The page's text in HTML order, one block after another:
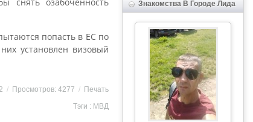
снять озабоченность
попасть в ЕС по
установлен визовый
/ Просмотров: 4277 / Печать
Тэги : МВД
Знакомства В Городе Лида